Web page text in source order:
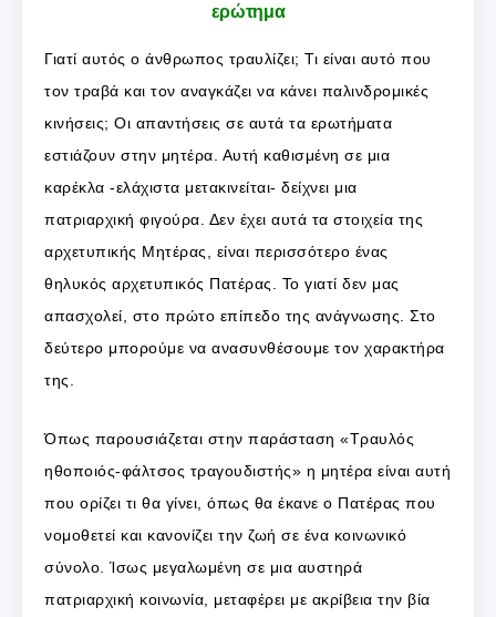
ερώτημα
Γιατί αυτός ο άνθρωπος τραυλίζει; Τι είναι αυτό που
τον τραβά και τον αναγκάζει να κάνει παλινδρομικές
κινήσεις; Οι απαντήσεις σε αυτά τα ερωτήματα
εστιάζουν στην μητέρα. Αυτή καθισμένη σε μια
καρέκλα -ελάχιστα μετακινείται- δείχνει μια
πατριαρχική φιγούρα. Δεν έχει αυτά τα στοιχεία της
αρχετυπικής Μητέρας, είναι περισσότερο ένας
θηλυκός αρχετυπικός Πατέρας. Το γιατί δεν μας
απασχολεί, στο πρώτο επίπεδο της ανάγνωσης. Στο
δεύτερο μπορούμε να ανασυνθέσουμε τον χαρακτήρα
της.
Όπως παρουσιάζεται στην παράσταση «Τραυλός
ηθοποιός-φάλτσος τραγουδιστής» η μητέρα είναι αυτή
που ορίζει τι θα γίνει, όπως θα έκανε ο Πατέρας που
νομοθετεί και κανονίζει την ζωή σε ένα κοινωνικό
σύνολο. Ίσως μεγαλωμένη σε μια αυστηρά
πατριαρχική κοινωνία, μεταφέρει με ακρίβεια την βία